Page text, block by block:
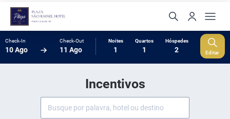
Check-In
10 Ago
Check-Out
11 Ago
Noites
1
Quartos
1
Hóspedes
2 Editar
Incentivos